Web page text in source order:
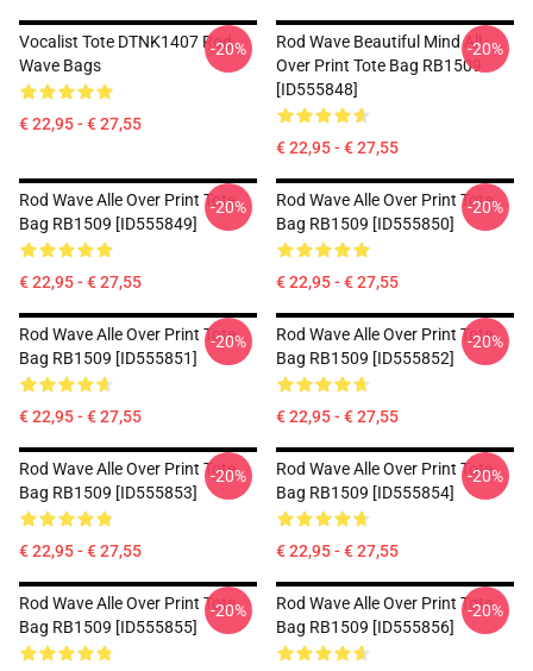
Vocalist Tote DTNK1407 Rod
Wave Bags
€ 22,95 - € 27,55
-20%
Rod Wave Beautiful Mind All
Over Print Tote Bag RB1509
[ID555848]
€ 22,95 - € 27,55
-20%
Rod Wave Alle Over Print Tote
Bag RB1509 [ID555849]
€ 22,95 - € 27,55
-20%
Rod Wave Alle Over Print Tote
Bag RB1509 [ID555850]
€ 22,95 - € 27,55
-20%
Rod Wave Alle Over Print Tote
Bag RB1509 [ID555851]
€ 22,95 - € 27,55
-20%
Rod Wave Alle Over Print Tote
Bag RB1509 [ID555852]
€ 22,95 - € 27,55
-20%
Rod Wave Alle Over Print Tote
Bag RB1509 [ID555853]
€ 22,95 - € 27,55
-20%
Rod Wave Alle Over Print Tote
Bag RB1509 [ID555854]
€ 22,95 - € 27,55
-20%
Rod Wave Alle Over Print Tote
Bag RB1509 [ID555855]
-20%
Rod Wave Alle Over Print Tote
Bag RB1509 [ID555856]
-20%